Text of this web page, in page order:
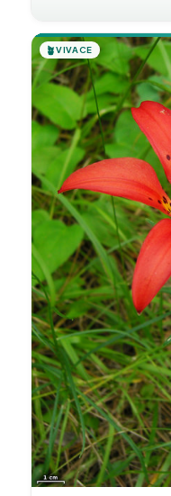
🪴VIVACE